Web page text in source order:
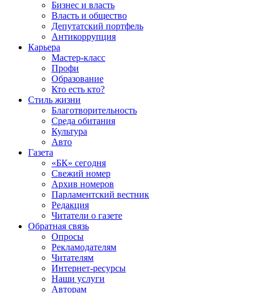
Бизнес и власть
Власть и общество
Депутатский портфель
Антикоррупция
Карьера
Мастер-класс
Профи
Образование
Кто есть кто?
Стиль жизни
Благотворительность
Среда обитания
Культура
Авто
Газета
«БК» сегодня
Свежий номер
Архив номеров
Парламентский вестник
Редакция
Читатели о газете
Обратная связь
Опросы
Рекламодателям
Читателям
Интернет-ресурсы
Наши услуги
Авторам